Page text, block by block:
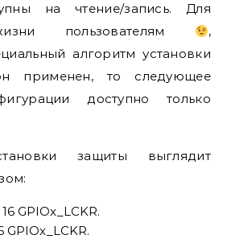
на чтение/запись. Для
пользователям
,
алгоритм установки
применен, то следующее
доступно только
защиты выглядит
GPIOx_LCKR.
GPIOx_LCKR.